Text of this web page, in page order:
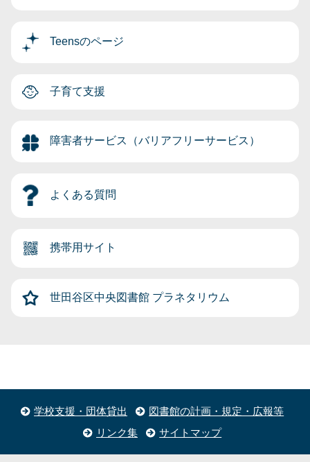
Teensのページ
子育て支援
障害者サービス（バリアフリーサービス）
よくある質問
携帯用サイト
世田谷区中央図書館 プラネタリウム
学校支援・団体貸出
図書館の計画・規定・広報等
リンク集
サイトマップ